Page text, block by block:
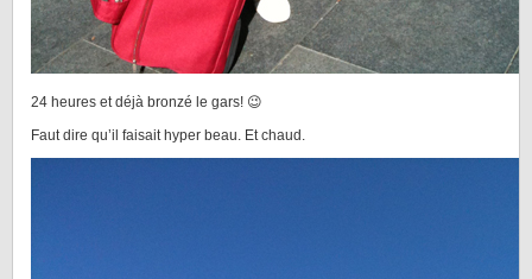
24 heures et déjà bronzé le gars! 😉
Faut dire qu’il faisait hyper beau. Et chaud.